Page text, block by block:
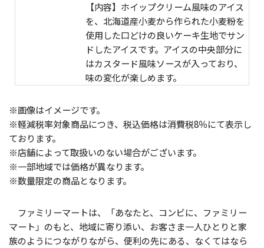
【内容】ホイップクリーム風味のアイス
を、北海道産小麦から作られた小麦粉を
使用した口どけの良いケーキ生地でサン
ドしたアイスです。アイスの中央部分に
はカスタード風味ソースが入っており、
味の変化が楽しめます。
※画像はイメージです。
※軽減税率対象商品につき、税込価格は消費税8％にて表示し
ております。
※店舗によって取扱いのない場合がございます。
※一部地域では価格が異なります。
※数量限定の商品となります。
ファミリーマートは、「あなたと、コンビに、ファミリー
マート」のもと、地域に寄り添い、お客さま一人ひとりと家
族のようにつながりながら、便利の先にある、なくてはなら